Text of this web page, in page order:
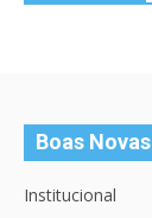
Boas Novas
Institucional